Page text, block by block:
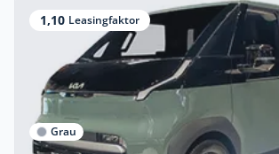
1,10 Leasingfaktor
Grau